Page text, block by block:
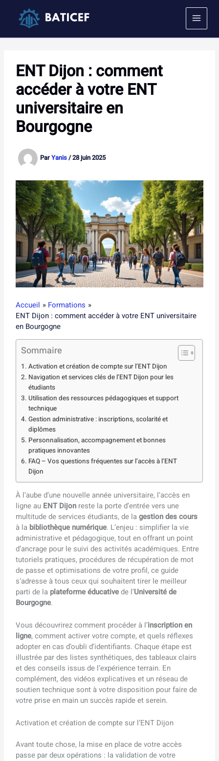
contenu
ENT Dijon : comment
accéder à votre ENT
universitaire en
Bourgogne
ParYanis/28 juin 2025
Accueil
Formations
ENT Dijon : comment accéder à votre ENT universitaire
en Bourgogne
Sommaire
Activation et création de compte sur l’ENT Dijon
Navigation et services clés de l’ENT Dijon pour les
étudiants
Utilisation des ressources pédagogiques et support
technique
Gestion administrative : inscriptions, scolarité et
diplômes
Personnalisation, accompagnement et bonnes
pratiques innovantes
FAQ – Vos questions fréquentes sur l’accès à l’ENT
Dijon
À l’aube d’une nouvelle année universitaire, l’accès en
ligne au ENT Dijon reste la porte d’entrée vers une
multitude de services étudiants, de lagestion des cours
à la bibliothèque numérique. L’enjeu : simplifier la vie
administrative et pédagogique, tout en offrant un point
d’ancrage pour le suivi des activités académiques. Entre
tutoriels pratiques, procédures de récupération de mot
de passe et optimisations de votre profil, ce guide
s’adresse à tous ceux qui souhaitent tirer le meilleur
parti de la plateforme éducativede l’Université de
Bourgogne.
Vous découvrirez comment procéder à l’inscription en
ligne, comment activer votre compte, et quels réflexes
adopter en cas d’oubli d’identifiants. Chaque étape est
illustrée par des listes synthétiques, des tableaux clairs
et des conseils issus de l’expérience terrain. En
complément, des vidéos explicatives et un réseau de
soutien technique sont à votre disposition pour faire de
votre prise en main un succès rapide et serein.
Activation et création de compte sur l’ENT Dijon
Avant toute chose, la mise en place de votre accès
passe par deux opérations : la validation de votre